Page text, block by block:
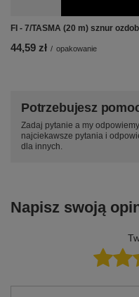
FI - 7/TASMA (20 m) sznur
44,59 zł / opakowanie
Potrzebujesz
Zadaj pytanie a my
najciekawsze pytania i
dla innych.
Napisz swoją